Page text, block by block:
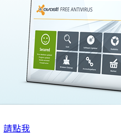
請點我